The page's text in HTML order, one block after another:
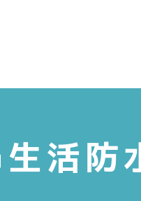
活防